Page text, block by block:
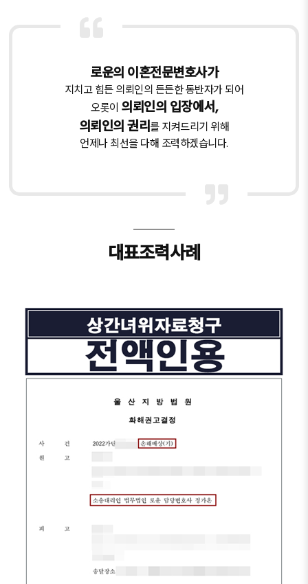
로운의 이혼전문변호사가
지치고 힘든 의뢰인의 든든한 동반자가 되어
오롯이 의뢰인의 입장에서,
의뢰인의 권리를 지켜드리기 위해
언제나 최선을 다해 조력하겠습니다.
대표조력사례